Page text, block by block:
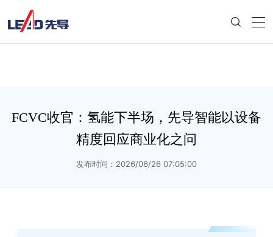
FCVC收官：氢能下半场，先导智能以设备
精度回应商业化之问
发布时间：2026/06/26 07:05:00